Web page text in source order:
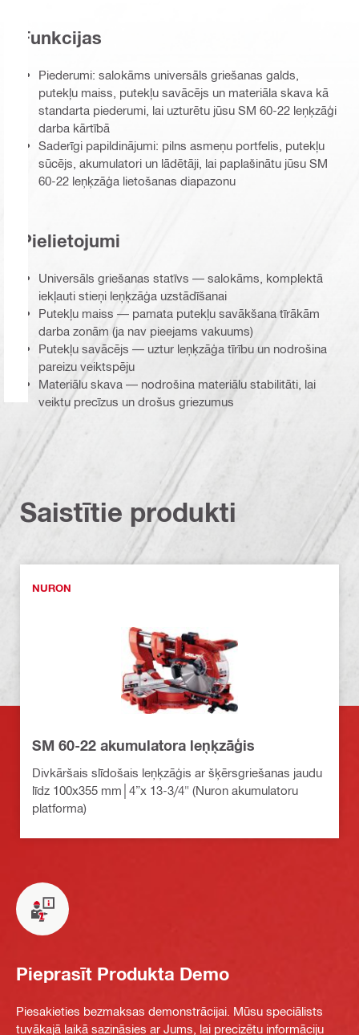
Funkcijas
Piederumi: salokāms universāls griešanas galds,
putekļu maiss, putekļu savācējs un materiāla skava kā
standarta piederumi, lai uzturētu jūsu SM 60-22 leņķzāģi
darba kārtībā
Saderīgi papildinājumi: pilns asmeņu portfelis, putekļu
sūcējs, akumulatori un lādētāji, lai paplašinātu jūsu SM
60-22 leņķzāģa lietošanas diapazonu
Pielietojumi
Universāls griešanas statīvs — salokāms, komplektā
iekļauti stieņi leņķzāģa uzstādīšanai
Putekļu maiss — pamata putekļu savākšana tīrākām
darba zonām (ja nav pieejams vakuums)
Putekļu savācējs — uztur leņķzāģa tīrību un nodrošina
pareizu veiktspēju
Materiālu skava — nodrošina materiālu stabilitāti, lai
veiktu precīzus un drošus griezumus
Saistītie produkti
NURON
SM 60-22 akumulatora leņķzāģis
Divkāršais slīdošais leņķzāģis ar šķērsgriešanas jaudu
līdz 100x355 mm│4”x 13-3/4" (Nuron akumulatoru
platforma)
Pieprasīt Produkta Demo
Piesakieties bezmaksas demonstrācijai. Mūsu speciālists
tuvākajā laikā sazināsies ar Jums, lai precizētu informāciju